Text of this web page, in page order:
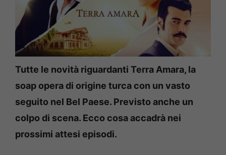
Tutte le novità riguardanti Terra Amara, la
soap opera di origine turca con un vasto
seguito nel Bel Paese. Previsto anche un
colpo di scena. Ecco cosa accadrà nei
prossimi attesi episodi.